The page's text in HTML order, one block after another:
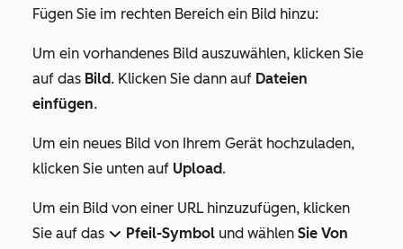
Fügen Sie im rechten Bereich ein Bild hinzu:
Um ein vorhandenes Bild auszuwählen, klicken Sie
auf das Bild. Klicken Sie dann auf Dateien
einfügen.
Um ein neues Bild von Ihrem Gerät hochzuladen,
klicken Sie unten auf Upload.
Um ein Bild von einer URL hinzuzufügen, klicken
Sie auf das down Pfeil-Symbol und wählen Sie Von